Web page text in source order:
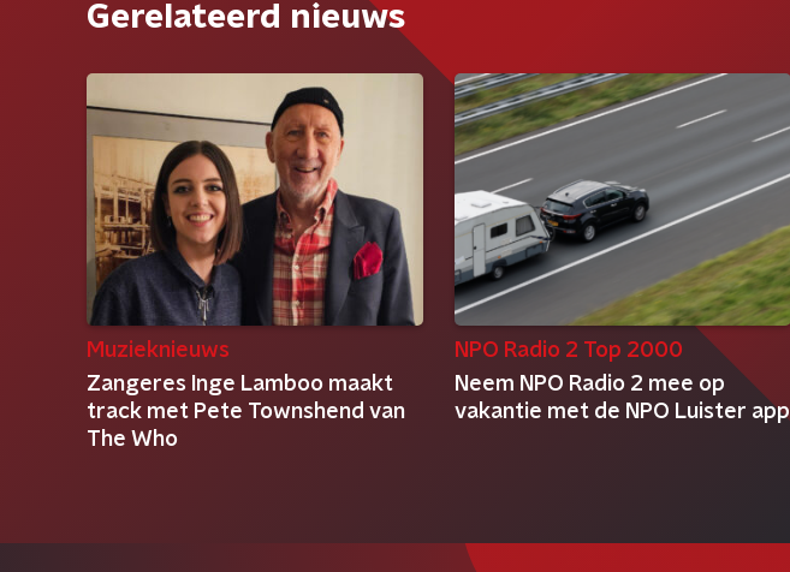
Gerelateerd nieuws
Muzieknieuws
Zangeres Inge Lamboo maakt
track met Pete Townshend van
The Who
NPO Radio 2 Top 2000
Neem NPO Radio 2 mee op
vakantie met de NPO Luister app